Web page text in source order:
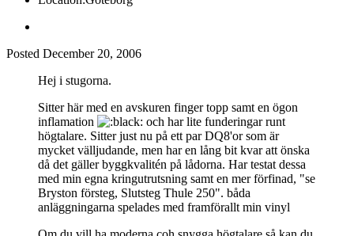
Posted December 20, 2006
Hej i stugorna.
Sitter här med en avskuren finger topp samt en ögon
inflamation
och har lite funderingar runt
högtalare. Sitter just nu på ett par DQ8'or som är
mycket välljudande, men har en lång bit kvar att önska
då det gäller byggkvalitén på lådorna. Har testat dessa
med min egna kringutrutsning samt en mer förfinad, "se
Bryston försteg, Slutsteg Thule 250". båda
anläggningarna spelades med framförallt min vinyl